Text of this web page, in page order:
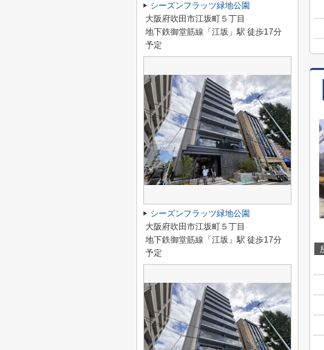
シーズンフラッツ緑地公園
大阪府吹田市江坂町５丁目
地下鉄御堂筋線「江坂」駅 徒歩17分
予定
シーズンフラッツ緑地公園
大阪府吹田市江坂町５丁目
地下鉄御堂筋線「江坂」駅 徒歩17分
予定